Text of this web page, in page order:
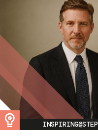
Image
INSPIRING@STEP